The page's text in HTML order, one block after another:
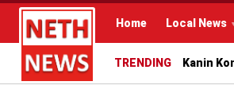
Home Local News
TRENDING Kanin